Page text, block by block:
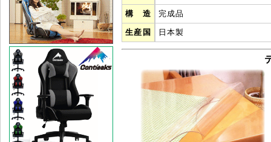
構 造 完成品
生産国 日本製